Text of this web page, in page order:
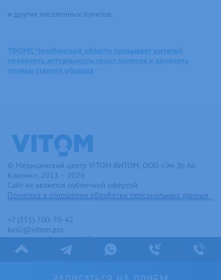
и других населенных пунктов.
ТФОМС Челябинской области призывает жителей
проверить актуальность своих полисов и заменить
полисы старого образца
© Медицинский центр VITOM ВИТОМ, ООО «Эм Эр Ай
Клиник», 2013 – 2026
Сайт не является публичной офертой
Политика в отношении обработки персональных данных
+7 (351) 700-70-42
kasli@vitom.pro
г. Касли, ул. Коммуны, 65
С 8:00 до 23:00 без перерыва и выходных